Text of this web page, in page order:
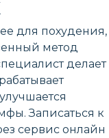
для похудения,
метод
делает
Записаться к
сервис онлайн